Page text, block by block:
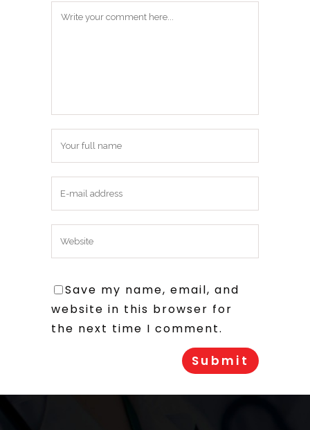
Save my name, email, and
website in this browser for
the next time I comment.